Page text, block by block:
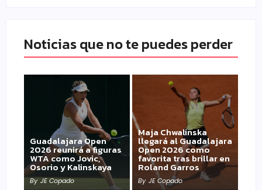
Noticias que no te puedes perder
Guadalajara Open
2026 reunirá a figuras
WTA como Jovic,
Osorio y Kalinskaya
By JE Copado
Maja Chwalinska
llegará al Guadalajara
Open 2026 como
favorita tras brillar en
Roland Garros
By JE Copado